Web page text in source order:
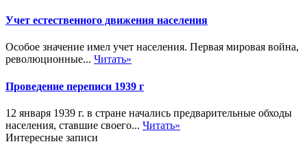
Учет естественного движения населения
Особое значение имел учет населения. Первая мировая война,
революционные... Читать»
Проведение переписи 1939 г
12 января 1939 г. в стране начались предварительные обходы
населения, ставшие своего... Читать»
Интересные записи